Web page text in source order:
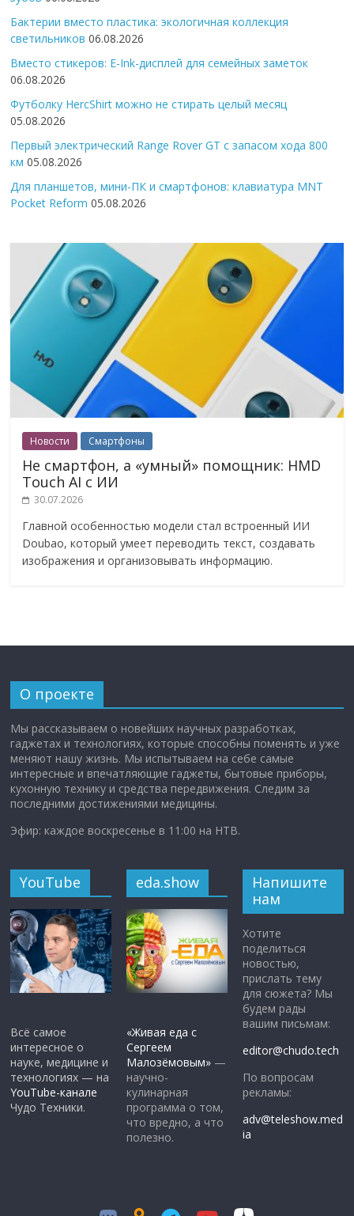
Бактерии вместо пластика: экологичная коллекция
светильников 06.08.2026
Вместо стикеров: E-Ink-дисплей для семейных заметок
06.08.2026
Футболку HercShirt можно не стирать целый месяц
05.08.2026
Первый электрический Range Rover GT с запасом хода 800
км 05.08.2026
Для планшетов, мини-ПК и смартфонов: клавиатура MNT
Pocket Reform 05.08.2026
Новости Смартфоны
Не смартфон, а «умный» помощник: HMD
Touch AI с ИИ
30.07.2026
Главной особенностью модели стал встроенный ИИ
Doubao, который умеет переводить текст, создавать
изображения и организовывать информацию.
О проекте
Мы рассказываем о новейших научных разработках,
гаджетах и технологиях, которые способны поменять и уже
меняют нашу жизнь. Мы испытываем на себе самые
интересные и впечатляющие гаджеты, бытовые приборы,
кухонную технику и средства передвижения. Следим за
последними достижениями медицины.
Эфир: каждое воскресенье в 11:00 на НТВ.
YouTube
Всё самое
интересное о
науке, медицине и
технологиях — на
YouTube-канале
Чудо Техники.
eda.show
«Живая еда с
Сергеем
Малозёмовым» —
научно-
кулинарная
программа о том,
что вредно, а что
полезно.
Напишите
нам
Хотите
поделиться
новостью,
прислать тему
для сюжета? Мы
будем рады
вашим письмам:
editor@chudo.tech
По вопросам
рекламы:
adv@teleshow.med
ia